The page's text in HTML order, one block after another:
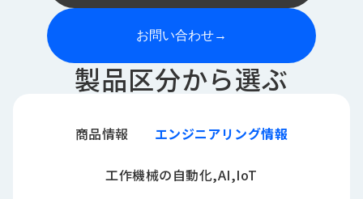
お問い合わせ→
製品区分から選ぶ
商品情報 エンジニアリング情報
工作機械の自動化,AI,IoT